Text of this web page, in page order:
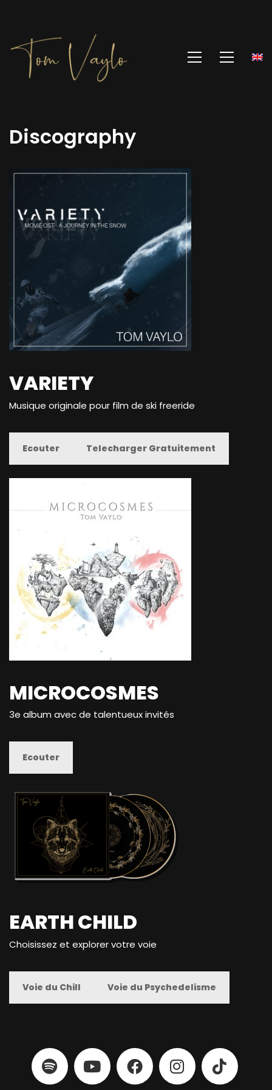
Discography
VARIETY
Musique originale pour film de ski freeride
Ecouter Telecharger Gratuitement
MICROCOSMES
3e album avec de talentueux invités
Ecouter
EARTH CHILD
Choisissez et explorer votre voie
Voie du Chill Voie du Psychedelisme